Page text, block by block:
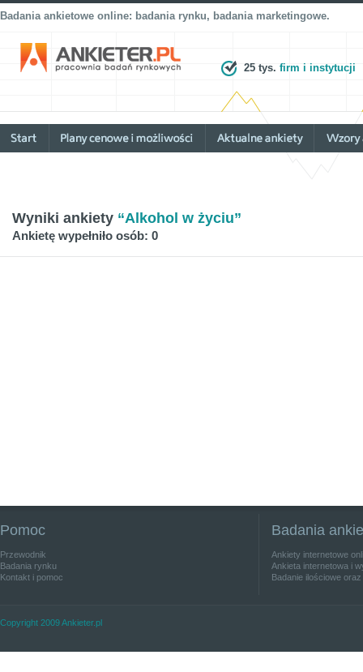
Badania ankietowe online: badania rynku, badania marketingowe.
25 tys. firm i instytucji
Wyniki ankiety “Alkohol w życiu”
Ankietę wypełniło osób: 0
Pomoc
Przewodnik
Badania rynku
Kontakt i pomoc
Badania
Ankiety internetowe
Ankieta internetowa i
Badanie ilościowe
Copyright 2009 Ankieter.pl